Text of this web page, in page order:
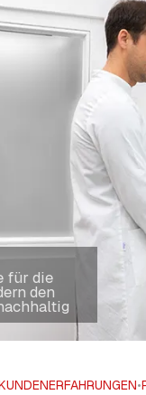
für die
den
•